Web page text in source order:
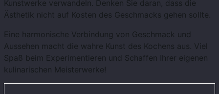
Kunstwerke verwandeln. Denken Sie daran, dass die
Ästhetik nicht auf Kosten des Geschmacks gehen sollte.
Eine harmonische Verbindung von Geschmack und
Aussehen macht die wahre Kunst des Kochens aus. Viel
Spaß beim Experimentieren und Schaffen Ihrer eigenen
kulinarischen Meisterwerke!